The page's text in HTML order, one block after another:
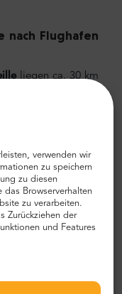
verwenden wir
zu speichern
zu diesen
das Browserverhalten
zu verarbeiten.
Zurückziehen der
und Features
nach Flughafen
liegen ca. 30 km
erreichen, ist der
Weise sparen
Prozess
durch
zu finden.
Sie eines